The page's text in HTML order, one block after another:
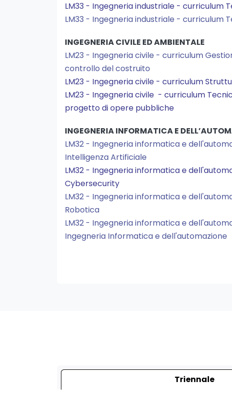
LM33 - Ingegneria industriale - curriculum
LM33 - Ingegneria industriale - curriculum
INGEGNERIA CIVILE ED AMBIENTALE
LM23 - Ingegneria civile - curriculum
controllo del costruito
LM23 - Ingegneria civile - curriculum
LM23 - Ingegneria civile - curriculum
progetto di opere pubbliche
INGEGNERIA INFORMATICA E
LM32 - Ingegneria informatica e
Intelligenza Artificiale
LM32 - Ingegneria informatica e
Cybersecurity
LM32 - Ingegneria informatica e
Robotica
LM32 - Ingegneria informatica e
Ingegneria Informatica e dell'automazione
Triennale